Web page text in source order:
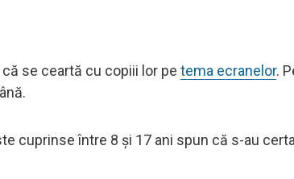
se ceartă cu copiii lor pe tema ecranelor.
cuprinse între 8 și 17 ani spun că s-au